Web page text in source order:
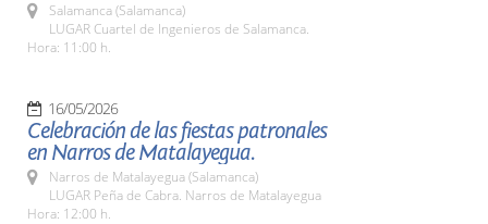
Salamanca (Salamanca)
LUGAR Cuartel de Ingenieros de Salamanca.
Hora: 11:00 h.
16/05/2026
Celebración de las fiestas patronales
en Narros de Matalayegua.
Narros de Matalayegua (Salamanca)
LUGAR Peña de Cabra. Narros de Matalayegua
Hora: 12:00 h.